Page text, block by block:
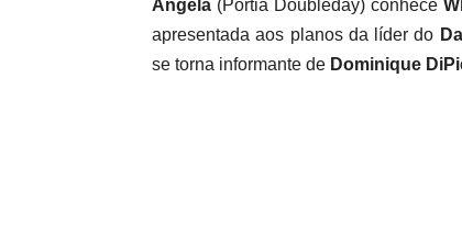
Angela (Portia Doubleday) conhece
apresentada aos planos da líder do
se torna informante de Dominique